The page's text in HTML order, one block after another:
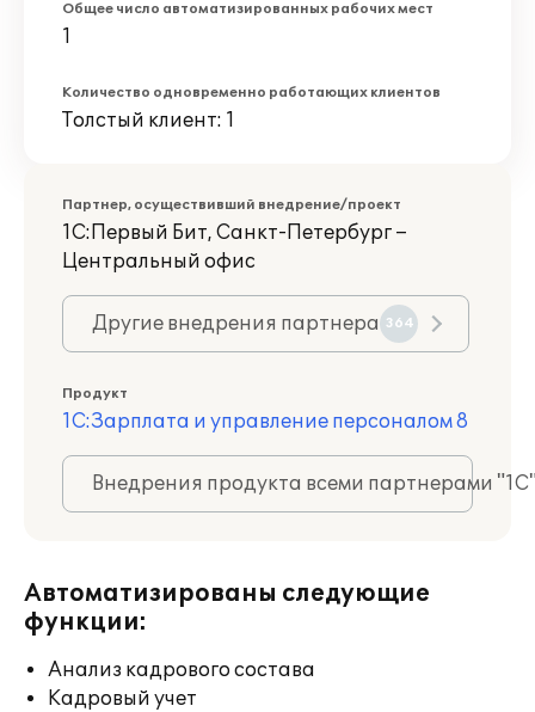
Общее число автоматизированных рабочих мест
1
Количество одновременно работающих клиентов
Толстый клиент: 1
Партнер, осуществивший внедрение/проект
1С:Первый Бит, Санкт-Петербург –
Центральный офис
Другие внедрения партнера 364
Продукт
1С:Зарплата и управление персоналом 8
Внедрения продукта всеми партнерами
Автоматизированы следующие
функции:
Анализ кадрового состава
Кадровый учет